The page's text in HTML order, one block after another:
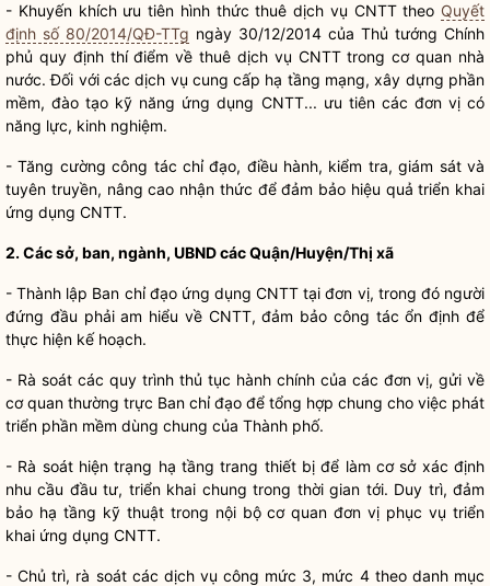
- Khuyến khích ưu tiên hình thức thuê dịch vụ CNTT theo Quyết
định số 80/2014/QĐ-TTg ngày 30/12/2014 của Thủ tướng Chính
phủ quy định thí điểm về thuê dịch vụ CNTT trong cơ quan nhà
nước. Đối với các dịch vụ cung cấp hạ tầng mạng, xây dựng phần
mềm, đào tạo kỹ năng ứng dụng CNTT... ưu tiên các đơn vị có
năng lực, kinh nghiệm.
- Tăng cườngcông tác chỉ đạo, điều hành, kiểm tra, giám sát và
tuyên truyền, nâng cao nhận thức để đảm bảo hiệu quả triển khai
ứng dụng CNTT.
2. Các sở, ban, ngành, UBND các Quận/Huyện/Thị xã
- Thành lập Ban chỉ đạoứng dụng CNTT tại đơn vị, trong đó người
đứng đầu phải am hiểu về CNTT, đảm bảo công tác ổn định để
thực hiện kế hoạch.
- Rà soát các quy trình thủ tục hành chính của các đơn vị, gửi về
cơ quan thường trực Ban chỉ đạo để tổng hợp chung cho việc phát
triển phần mềm dùng chung của Thành phố.
- Rà soát hiện trạng hạ tầng trang thiết bị để làm cơ sở xác định
nhu cầu đầu tư, triển khai chung trong thời gian tới. Duy trì, đảm
bảo hạ tầng kỹ thuật trong nội bộ cơ quan đơn vị phục vụ triển
khai ứng dụng CNTT.
- Chủ trì, rà soát các dịch vụ công mức 3, mức 4 theo danh mục